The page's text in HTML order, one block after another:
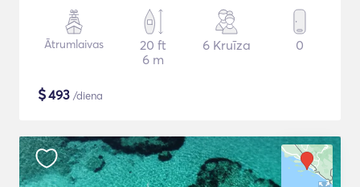
Ātrumlaivas
20 ft
6 m
6 Kruīza 0
$493 /diena